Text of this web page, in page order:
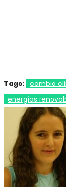
Tags: cambio
energías